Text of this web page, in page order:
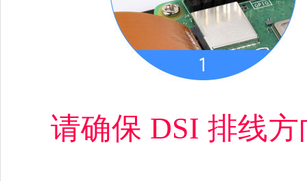
请确保 DSI 排线